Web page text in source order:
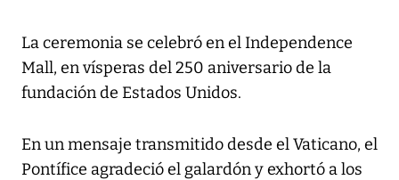
La ceremonia se celebró en el Independence
Mall, en vísperas del 250 aniversario de la
fundación de Estados Unidos.
En un mensaje transmitido desde el Vaticano, el
Pontífice agradeció el galardón y exhortó a los